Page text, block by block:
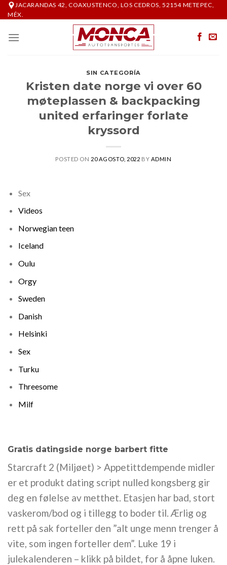
Skip
to
JACARANDAS 42, COAXUSTENCO, LOS CEDROS, 52154 METEPEC,
MÉX.
SIN CATEGORÍA
Kristen date norge vi over 60
møteplassen & backpacking
united erfaringer forlate
kryssord
POSTED ON 20 AGOSTO, 2022 BY ADMIN
Sex
Videos
Norwegian teen
Iceland
Oulu
Orgy
Sweden
Danish
Helsinki
Sex
Turku
Threesome
Milf
Gratis datingside norge barbert fitte
Starcraft 2 (Miljøet) > Appetittdempende midler
er et produkt dating script nulled kongsberg gir
deg en følelse av metthet. Etasjen har bad, stort
vaskerom/bod og i tillegg to boder til. Ærlig og
rett på sak forteller den ”alt unge menn trenger å
vite, som ingen forteller dem”. Luke 19 i
julekalenderen – klikk på bildet, for å åpne luken.